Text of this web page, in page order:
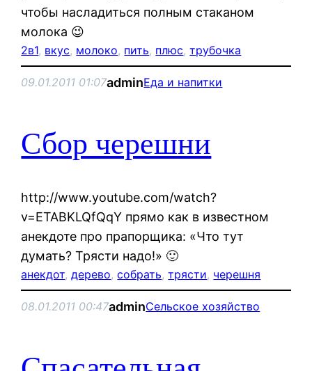
чтобы насладиться полным стаканом
молока 😉
2в1, вкус, молоко, пить, плюс, трубочка
09.01.2011 01:07adminЕда и напитки
Сбор черешни
http://www.youtube.com/watch?
v=ETABKLQfQqY прямо как в известном
анекдоте про прапорщика: «Что тут
думать? Трясти надо!» 🙂
анекдот, дерево, собрать, трясти, черешня
08.01.2011 00:47adminСельское хозяйство